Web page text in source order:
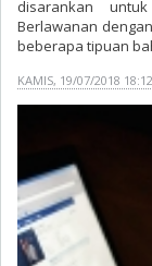
disarankan
Berlawanan
beberapa tipuan
KAMIS, 19/07/2018 18:12